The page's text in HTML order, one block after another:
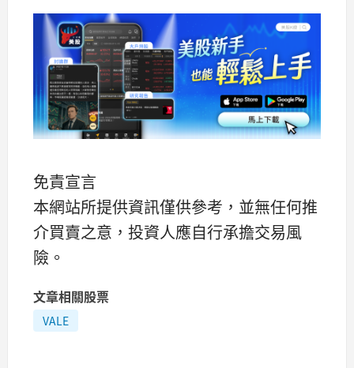
免責宣言
本網站所提供資訊僅供參考，並無任何推
介買賣之意，投資人應自行承擔交易風
險。
文章相關股票
VALE